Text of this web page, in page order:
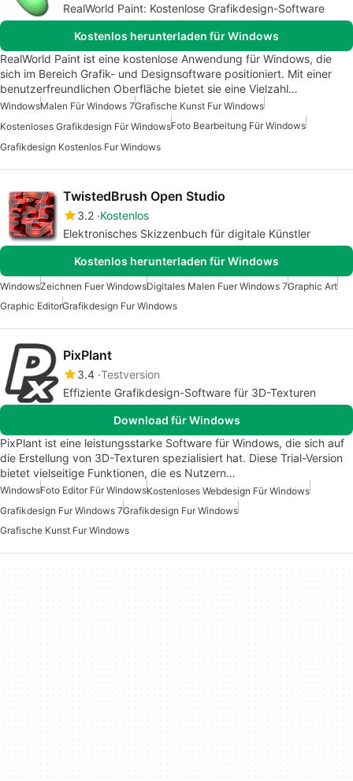
RealWorld Paint: Kostenlose Grafikdesign-Software
Kostenlos herunterladen für Windows
RealWorld Paint ist eine kostenlose Anwendung für Windows, die
sich im Bereich Grafik- und Designsoftware positioniert. Mit einer
benutzerfreundlichen Oberfläche bietet sie eine Vielzahl…
WindowsMalen Für Windows 7Grafische Kunst Fur Windows
Kostenloses Grafikdesign Für WindowsFoto Bearbeitung Für Windows
Grafikdesign Kostenlos Fur Windows
TwistedBrush Open Studio
3.2 Kostenlos
Elektronisches Skizzenbuch für digitale Künstler
Kostenlos herunterladen für Windows
WindowsZeichnen Fuer WindowsDigitales Malen Fuer Windows 7Graphic Art
Graphic EditorGrafikdesign Fur Windows
PixPlant
3.4 Testversion
Effiziente Grafikdesign-Software für 3D-Texturen
Download für Windows
PixPlant ist eine leistungsstarke Software für Windows, die sich auf
die Erstellung von 3D-Texturen spezialisiert hat. Diese Trial-Version
bietet vielseitige Funktionen, die es Nutzern…
WindowsFoto Editor Für WindowsKostenloses Webdesign Für Windows
Grafikdesign Fur Windows 7Grafikdesign Fur Windows
Grafische Kunst Fur Windows